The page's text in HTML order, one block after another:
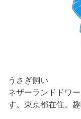
うさぎ飼い
ネザーランドドワ
す。東京都在住。